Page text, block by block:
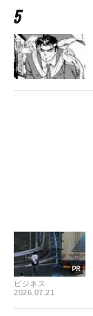
ビジネス
2026.07.21